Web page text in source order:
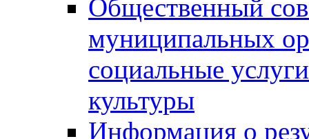
Общественный
муниципальных
социальные
культуры
Информация о